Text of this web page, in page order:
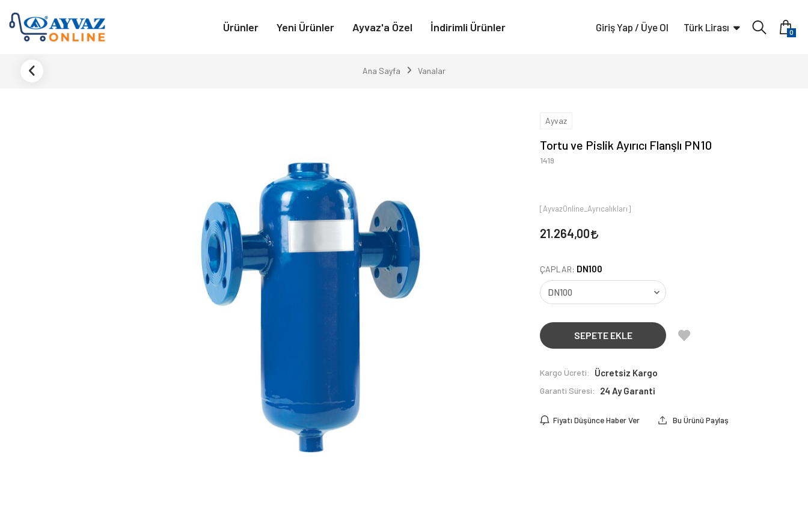
Ürünler Yeni Ürünler Ayvaz'a Özel İndirimli Ürünler Giriş Yap / Üye Ol Türk Lirası 0
Ana Sayfa Vanalar
Ayvaz
Tortu ve Pislik Ayırıcı Flanşlı PN10
1419
[AyvazOnline_Ayrıcalıkları]
21.264,00
ÇAPLAR: DN100
SEPETE EKLE
Kargo Ücreti: Ücretsiz Kargo
Garanti Süresi: 24 Ay Garanti
Fiyatı Düşünce Haber Ver Bu Ürünü Paylaş